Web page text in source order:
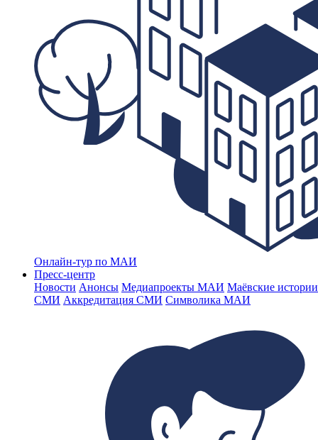
Онлайн-тур по МАИ
Пресс-центр
Новости Анонсы Медиапроекты МАИ Маёвские
СМИ Аккредитация СМИ Символика МАИ